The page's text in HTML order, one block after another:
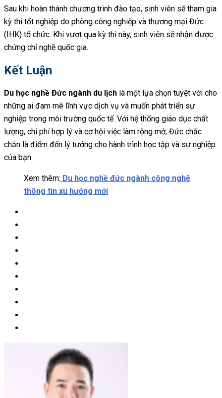
Sau khi hoàn thành chương trình đào tạo, sinh viên sẽ tham gia
kỳ thi tốt nghiệp do phòng công nghiệp và thương mại Đức
(IHK) tổ chức. Khi vượt qua kỳ thi này, sinh viên sẽ nhận được
chứng chỉ nghề quốc gia.
Kết Luận
Du học nghề Đức ngành du lịch là một lựa chọn tuyệt vời cho
những ai đam mê lĩnh vực dịch vụ và muốn phát triển sự
nghiệp trong môi trường quốc tế. Với hệ thống giáo dục chất
lượng, chi phí hợp lý và cơ hội việc làm rộng mở, Đức chắc
chắn là điểm đến lý tưởng cho hành trình học tập và sự nghiệp
của bạn.
Xem thêm: Du học nghề đức ngành công nghệ
thông tin xu hướng mới